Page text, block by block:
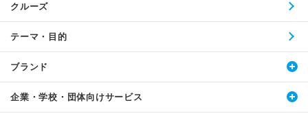
クルーズ
テーマ・目的
ブランド
企業・学校・団体向けサービス